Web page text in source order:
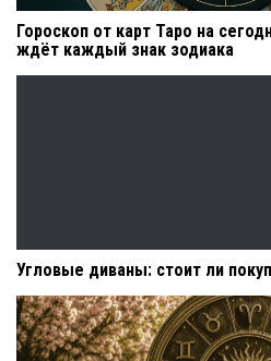
Гороскоп от карт Таро на
ждёт каждый знак зодиака
Угловые диваны: стоит ли